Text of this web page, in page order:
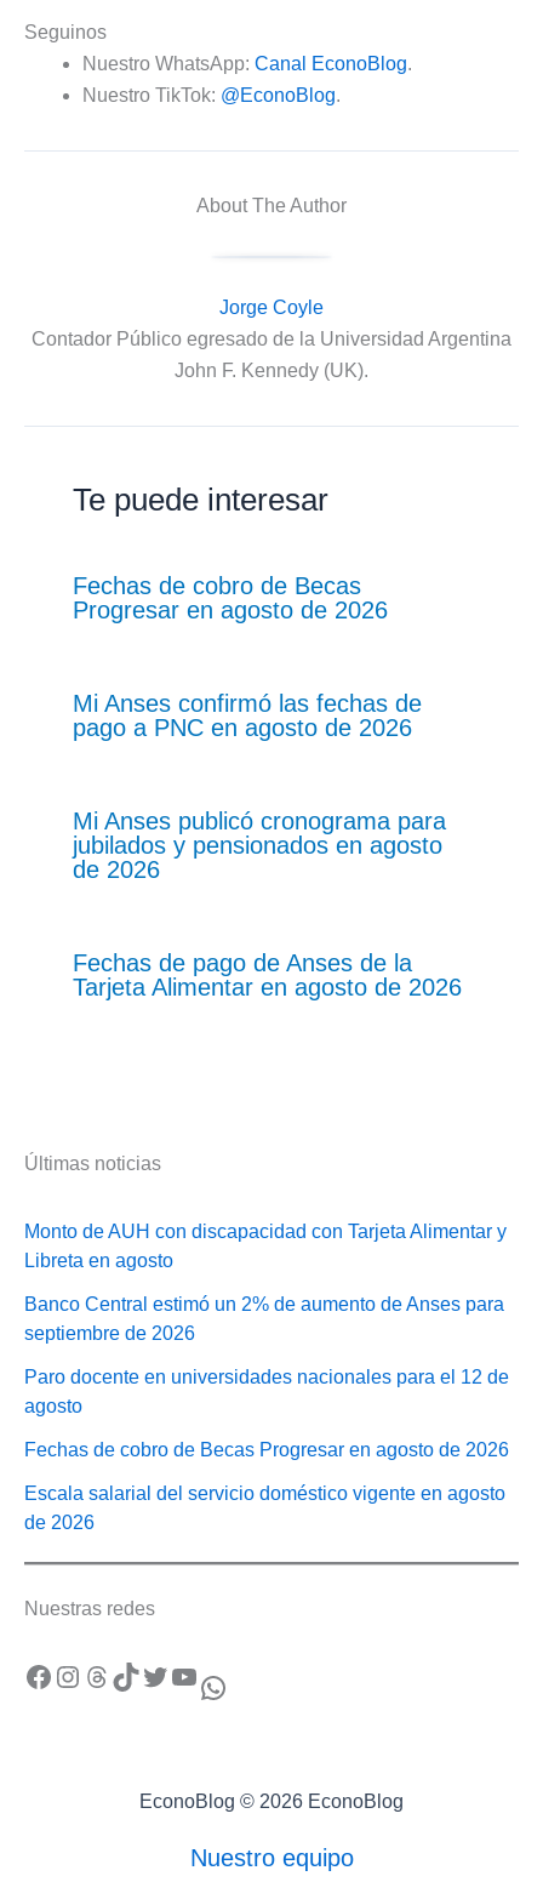
Seguinos
Nuestro WhatsApp: Canal EconoBlog.
Nuestro TikTok: @EconoBlog.
About The Author
Jorge Coyle
Contador Público egresado de la Universidad Argentina
John F. Kennedy (UK).
Te puede interesar
Fechas de cobro de Becas
Progresar en agosto de 2026
Mi Anses confirmó las fechas de
pago a PNC en agosto de 2026
Mi Anses publicó cronograma para
jubilados y pensionados en agosto
de 2026
Fechas de pago de Anses de la
Tarjeta Alimentar en agosto de 2026
Últimas noticias
Monto de AUH con discapacidad con Tarjeta Alimentar y
Libreta en agosto
Banco Central estimó un 2% de aumento de Anses para
septiembre de 2026
Paro docente en universidades nacionales para el 12 de
agosto
Fechas de cobro de Becas Progresar en agosto de 2026
Escala salarial del servicio doméstico vigente en agosto
de 2026
Nuestras redes
Facebook Instagram Threads TikTok Twitter YouTube WhatsApp
EconoBlog © 2026 EconoBlog
Nuestro equipo